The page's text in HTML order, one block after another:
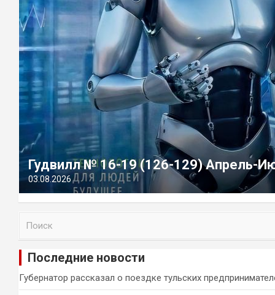
Гудвилл № 16-19 (126-129) Апрель-
03.08.2026
и
Последние новости
Губернатор рассказал о поездке тульских